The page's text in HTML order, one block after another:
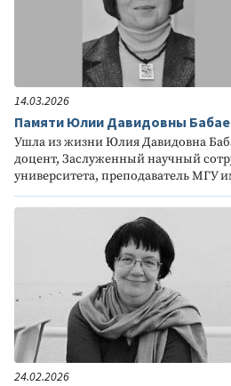
14.03.2026
Памяти Юлии Давидовны
Ушла из жизни Юлия Давидовна
доцент, Заслуженный научный
университета, преподаватель МГУ
24.02.2026